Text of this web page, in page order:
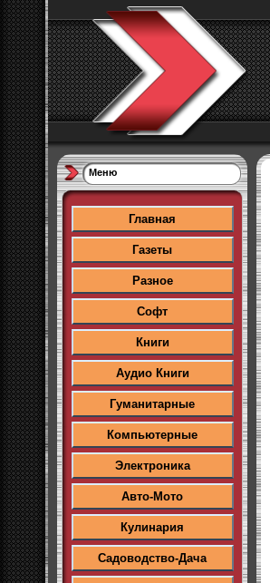
Меню
Главная
Газеты
Разное
Софт
Книги
Аудио Книги
Гуманитарные
Компьютерные
Электроника
Авто-Мото
Кулинария
Садоводство-Дача